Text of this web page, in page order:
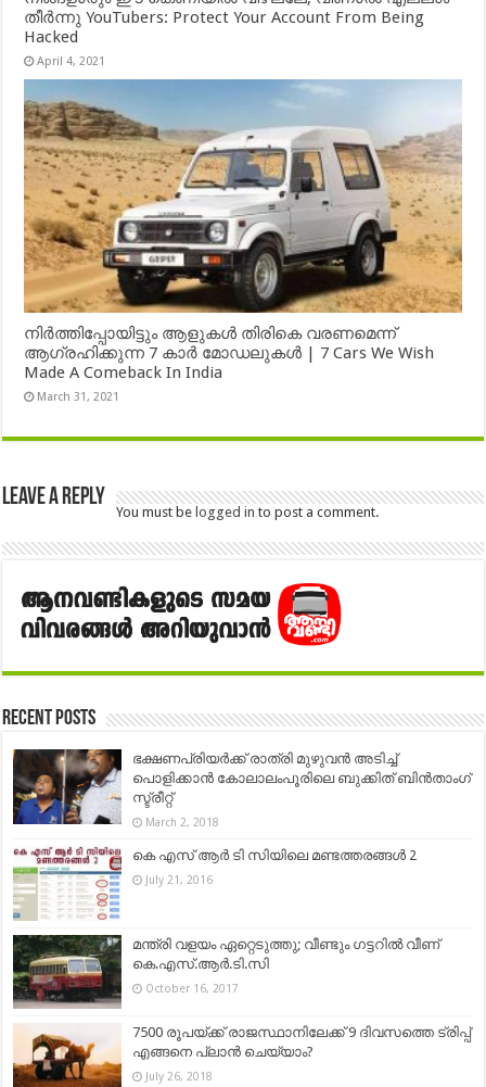
തീർന്നു YouTubers: Protect Your Account From Being
Hacked
April 4, 2021
നിർത്തിപ്പോയിട്ടും ആളുകൾ തിരികെ വരണമെന്ന്
ആഗ്രഹിക്കുന്ന 7 കാർ മോഡലുകൾ | 7 Cars We Wish
Made A Comeback In India
March 31, 2021
Leave a Reply
You must be logged in to post a comment.
Recent Posts
ഭക്ഷണപ്രിയർക്ക് രാത്രി മുഴുവൻ അടിച്ച്
പൊളിക്കാൻ കോലാലംപൂരിലെ ബുക്കിത് ബിൻതാംഗ്
സ്ട്രീറ്റ്
March 2, 2018
കെ എസ് ആർ ടി സിയിലെ മണ്ടത്തരങ്ങൾ 2
July 21, 2016
മന്ത്രി വളയം ഏറ്റെടുത്തു; വീണ്ടും ഗട്ടറിൽ വീണ്
കെ.എസ്.ആർ.ടി.സി
October 16, 2017
7500 രൂപയ്ക്ക് രാജസ്ഥാനിലേക്ക് 9 ദിവസത്തെ ട്രിപ്പ്
എങ്ങനെ പ്ലാന്‍ ചെയ്യാം?
July 26, 2018